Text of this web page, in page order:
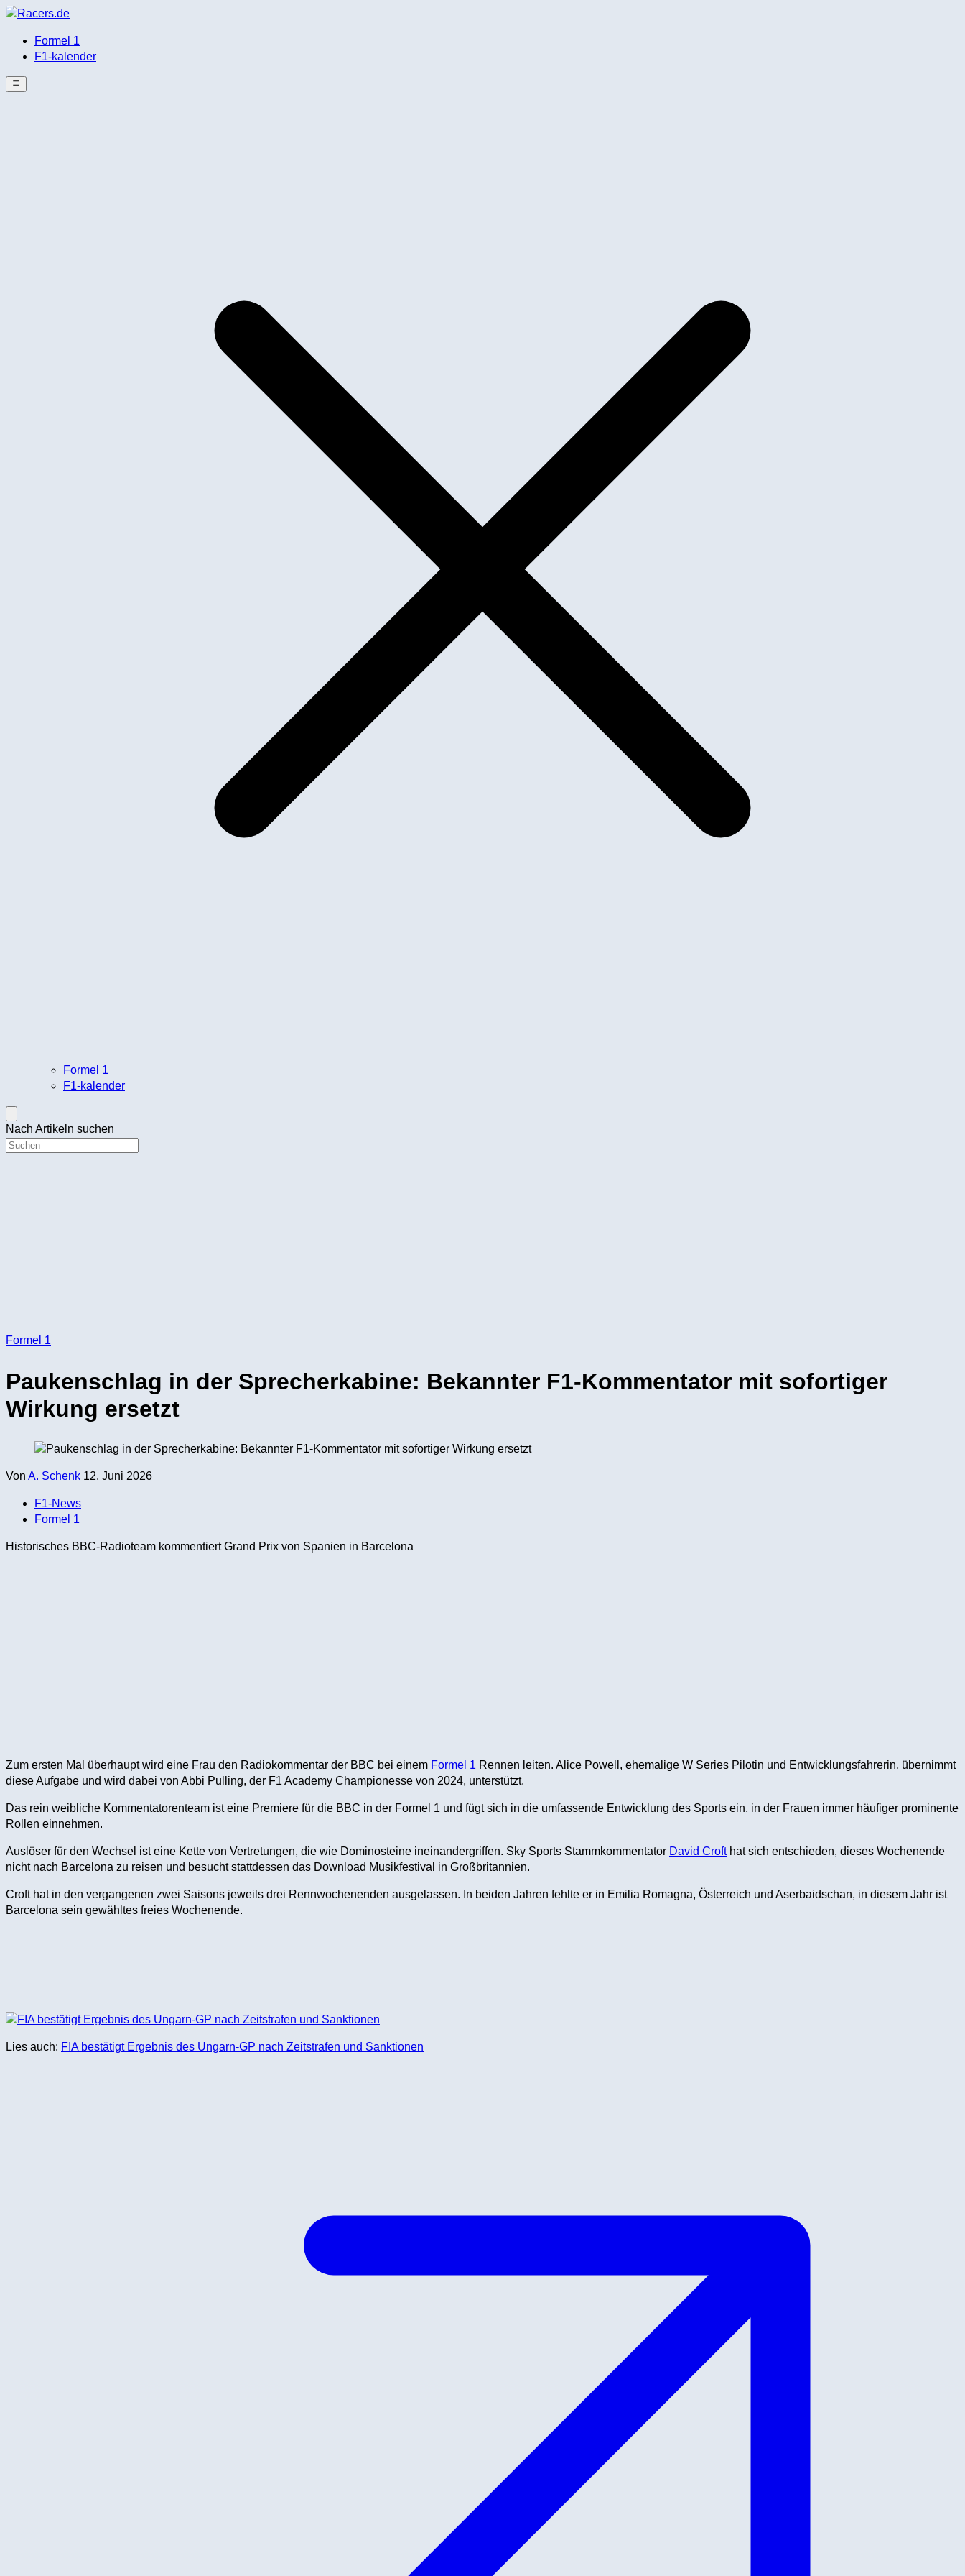
Formel 1
F1-kalender
Formel 1
F1-kalender
Nach Artikeln suchen
Formel 1
Paukenschlag in der Sprecherkabine: Bekannter F1-Kommentator mit sofortiger
Wirkung ersetzt
Von A. Schenk 12. Juni 2026
F1-News
Formel 1
Historisches BBC-Radioteam kommentiert Grand Prix von Spanien in Barcelona
Zum ersten Mal überhaupt wird eine Frau den Radiokommentar der BBC bei einem Formel 1 Rennen leiten. Alice Powell, ehemalige W Series Pilotin und Entwicklungsfahrerin, übernimmt
diese Aufgabe und wird dabei von Abbi Pulling, der F1 Academy Championesse von 2024, unterstützt.
Das rein weibliche Kommentatorenteam ist eine Premiere für die BBC in der Formel 1 und fügt sich in die umfassende Entwicklung des Sports ein, in der Frauen immer häufiger prominente
Rollen einnehmen.
Auslöser für den Wechsel ist eine Kette von Vertretungen, die wie Dominosteine ineinandergriffen. Sky Sports Stammkommentator David Crofthat sich entschieden, dieses Wochenende
nicht nach Barcelona zu reisen und besucht stattdessen das Download Musikfestival in Großbritannien.
Croft hat in den vergangenen zwei Saisons jeweils drei Rennwochenenden ausgelassen. In beiden Jahren fehlte er in Emilia Romagna, Österreich und Aserbaidschan, in diesem Jahr ist
Barcelona sein gewähltes freies Wochenende.
Lies auch: FIA bestätigt Ergebnis des Ungarn-GP nach Zeitstrafen und Sanktionen